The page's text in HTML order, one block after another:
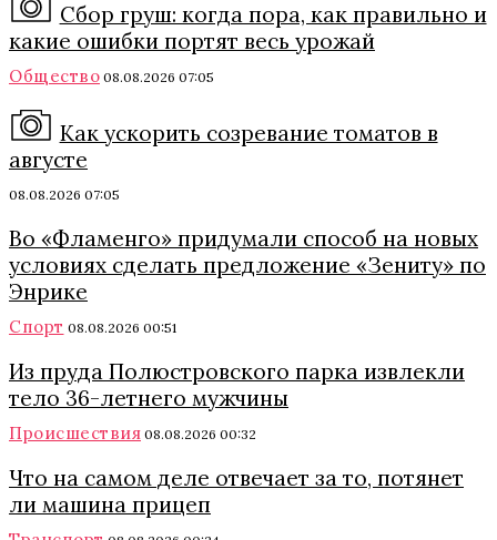
Сбор груш: когда пора, как правильно и
какие ошибки портят весь урожай
Общество 08.08.2026 07:05
Как ускорить созревание томатов в
августе
08.08.2026 07:05
Во «Фламенго» придумали способ на новых
условиях сделать предложение «Зениту» по
Энрике
Спорт 08.08.2026 00:51
Из пруда Полюстровского парка извлекли
тело 36-летнего мужчины
Происшествия 08.08.2026 00:32
Что на самом деле отвечает за то, потянет
ли машина прицеп